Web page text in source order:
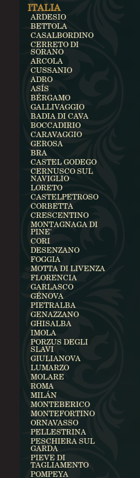
ITALIA
ARDESIO
BETTOLA
CASALBORDINO
CERRETO DI
SORANO
ARCOLA
CUSSANIO
ADRO
ASÍS
BÉRGAMO
GALLIVAGGIO
BADIA DI CAVA
BOCCADIRIO
CARAVAGGIO
GEROSA
BRA
CASTEL GODEGO
CERNUSCO SUL
NAVIGLIO
LORETO
CASTELPETROSO
CORBETTA
CRESCENTINO
MONTAGNAGA DI
PINE'
CORI
DESENZANO
FOGGIA
MOTTA DI LIVENZA
FLORENCIA
GARLASCO
GÉNOVA
PIETRALBA
GENAZZANO
GHISALBA
IMOLA
PORZUS DEGLI
SLAVI
GIULIANOVA
LUMARZO
MOLARE
ROMA
MILÁN
MONTEBERICO
MONTEFORTINO
ORNAVASSO
PELLESTRINA
PESCHIERA SUL
GARDA
PIEVE DI
TAGLIAMENTO
POMPEYA